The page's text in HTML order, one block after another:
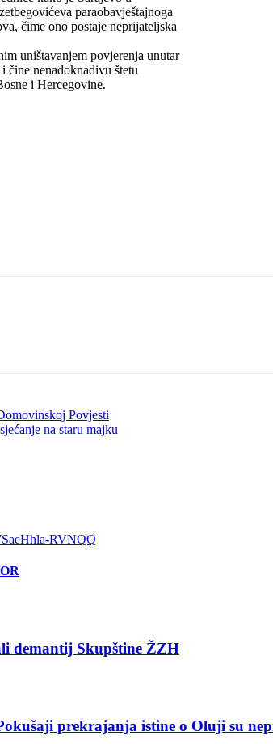
paraobavještajnoga
čime ono postaje neprijateljska
uništavanjem povjerenja unutar
čine nenadoknadivu štetu
i Hercegovine.
Povjesti
na staru majku
RVNQQ
demantij Skupštine ŽZH
prekrajanja istine o Oluji su